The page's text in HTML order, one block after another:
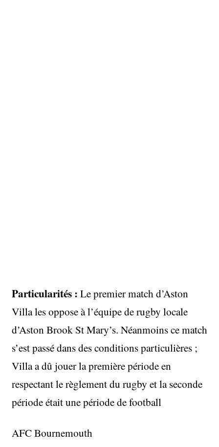
Particularités : Le premier match d’Aston
Villa les oppose à l’équipe de rugby locale
d’Aston Brook St Mary’s. Néanmoins ce match
s’est passé dans des conditions particulières ;
Villa a dû jouer la première période en
respectant le règlement du rugby et la seconde
période était une période de football
AFC Bournemouth